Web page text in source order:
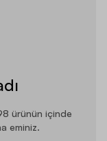
ürünün içinde
eminiz.